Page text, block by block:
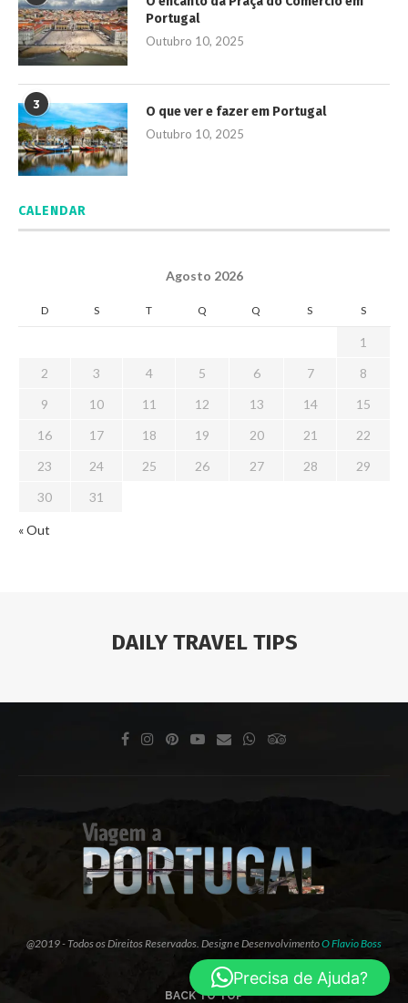
Portugal
Outubro 10, 2025
3
O que ver e fazer em Portugal
Outubro 10, 2025
CALENDAR
Agosto 2026
D S T Q Q S S
1
2
3 4 5 6 7
8
9
10 11 12 13 14
15
16
17 18 19 20 21
22
23
24 25 26 27 28
29
30
31
« Out
DAILY TRAVEL TIPS
@2019 - Todos os Direitos Reservados. Design e DesenvolvimentoO Flavio Boss
BACK TO TOP
Precisa de Ajuda?